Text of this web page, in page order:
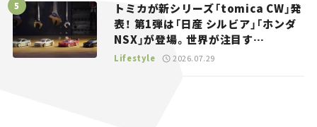
トミカが新シリーズ「tomica CW」発
表！ 第1弾は「日産 シルビア」「ホンダ
NSX」が登場。世界が注目す
る“JDM”に焦点【クルマとホビー】
Lifestyle 2026.07.29